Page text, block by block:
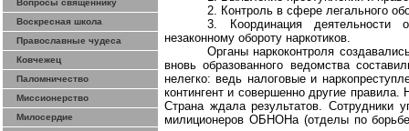
Вопросы священнику
Воскресная школа
Православные чудеса
Ковчежец
Паломничество
Миссионерство
Милосердие
2. Контроль в сфере легального
3. Координация деятельности
незаконному обороту наркотиков.
Органы наркоконтроля
вновь образованного ведомства
нелегко: ведь налоговые и
контингент и совершенно другие
Страна ждала результатов. Сотрудники
милиционеров ОБНОНа(отделы по борьбе